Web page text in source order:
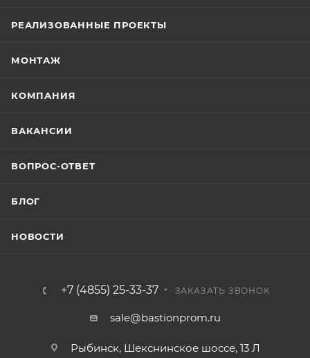
РЕАЛИЗОВАННЫЕ ПРОЕКТЫ
МОНТАЖ
КОМПАНИЯ
ВАКАНСИИ
ВОПРОС-ОТВЕТ
БЛОГ
НОВОСТИ
+7 (4855) 25-33-37 ЗАКАЗАТЬ ЗВОНОК
sale@bastionprom.ru
Рыбинск, Шекснинское шоссе, 13 Л